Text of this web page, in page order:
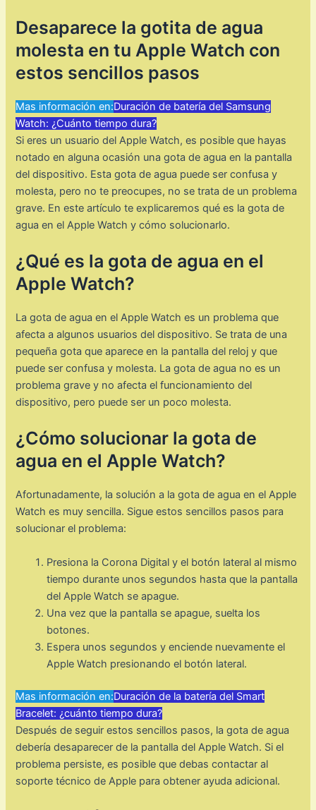
Desaparece la gotita de agua
molesta en tu Apple Watch con
estos sencillos pasos
Mas información en:Duración de batería del Samsung
Watch: ¿Cuánto tiempo dura?
Si eres un usuario del Apple Watch, es posible que hayas
notado en alguna ocasión una gota de agua en la pantalla
del dispositivo. Esta gota de agua puede ser confusa y
molesta, pero no te preocupes, no se trata de un problema
grave. En este artículo te explicaremos qué es la gota de
agua en el Apple Watch y cómo solucionarlo.
¿Qué es la gota de agua en el
Apple Watch?
La gota de agua en el Apple Watch es un problema que
afecta a algunos usuarios del dispositivo. Se trata de una
pequeña gota que aparece en la pantalla del reloj y que
puede ser confusa y molesta. La gota de agua no es un
problema grave y no afecta el funcionamiento del
dispositivo, pero puede ser un poco molesta.
¿Cómo solucionar la gota de
agua en el Apple Watch?
Afortunadamente, la solución a la gota de agua en el Apple
Watch es muy sencilla. Sigue estos sencillos pasos para
solucionar el problema:
Presiona la Corona Digital y el botón lateral al mismo
tiempo durante unos segundos hasta que la pantalla
del Apple Watch se apague.
Una vez que la pantalla se apague, suelta los
botones.
Espera unos segundos y enciende nuevamente el
Apple Watch presionando el botón lateral.
Mas información en:Duración de la batería del Smart
Bracelet: ¿cuánto tiempo dura?
Después de seguir estos sencillos pasos, la gota de agua
debería desaparecer de la pantalla del Apple Watch. Si el
problema persiste, es posible que debas contactar al
soporte técnico de Apple para obtener ayuda adicional.